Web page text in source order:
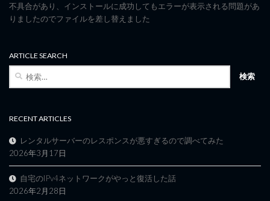
不具合があり、インストールに成功してもエラーが表示される問題があ
りましたのでファイルを差し替えました
ARTICLE SEARCH
RECENT ARTICLES
レンタルサーバーのレスポンスが悪すぎるので調べてみた
2026年3月17日
自宅のIPv4ネットワークがやっと復活した話
2026年2月28日